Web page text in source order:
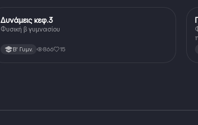
Φυσική
Δυνάμεις κεφ.3
Φυσική β γυμνασίου
Β' Γυμν. 866 15